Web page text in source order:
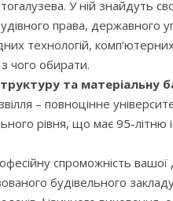
У ній знайдуть
права, державного
технологій,
чого обирати.
та матеріальну
– повноцінне
рівня, що має 95-літню
спроможність
будівельного